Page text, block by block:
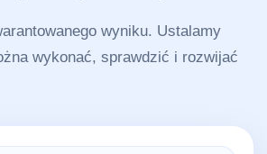
wyniku. Ustalamy
wykonać, sprawdzić i rozwijać